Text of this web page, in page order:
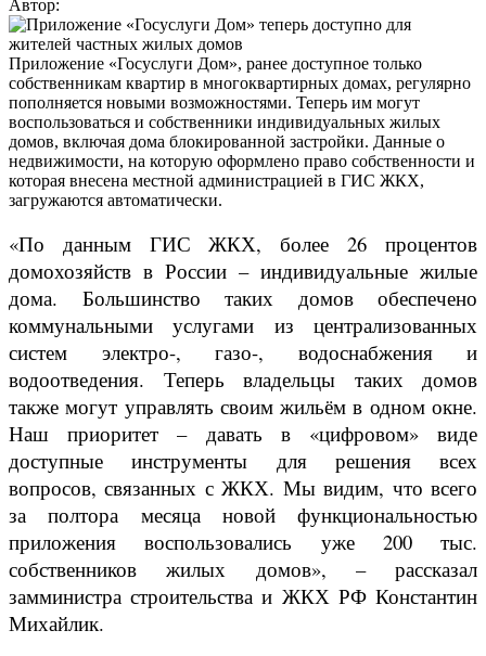
Автор:
Приложение «Госуслуги Дом», ранее доступное только
собственникам квартир в многоквартирных домах, регулярно
пополняется новыми возможностями. Теперь им могут
воспользоваться и собственники индивидуальных жилых
домов, включая дома блокированной застройки. Данные о
недвижимости, на которую оформлено право собственности и
которая внесена местной администрацией в ГИС ЖКХ,
загружаются автоматически.
«По данным ГИС ЖКХ, более 26 процентов
домохозяйств в России – индивидуальные жилые
дома. Большинство таких домов обеспечено
коммунальными услугами из централизованных
систем электро-, газо-, водоснабжения и
водоотведения. Теперь владельцы таких домов
также могут управлять своим жильём в одном окне.
Наш приоритет – давать в «цифровом» виде
доступные инструменты для решения всех
вопросов, связанных с ЖКХ. Мы видим, что всего
за полтора месяца новой функциональностью
приложения воспользовались уже 200 тыс.
собственников жилых домов», – рассказал
замминистра строительства и ЖКХ РФ Константин
Михайлик.